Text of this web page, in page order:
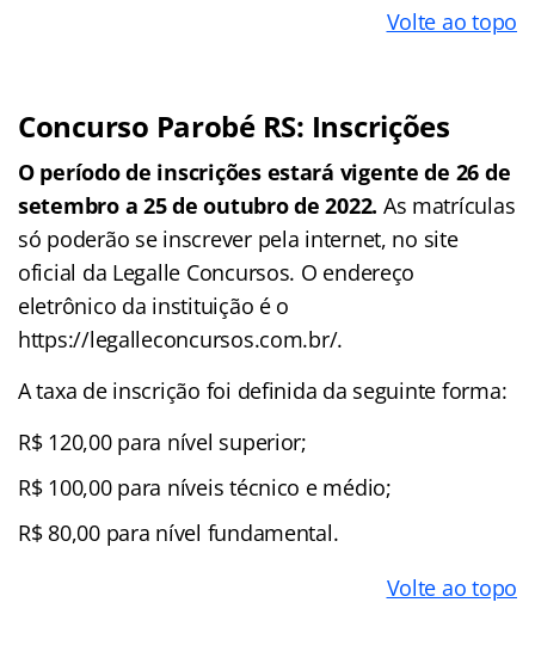
Volte ao topo
Concurso Parobé RS: Inscrições
O período de inscrições estará vigente de 26 de
setembro a 25 de outubro de 2022. As matrículas
só poderão se inscrever pela internet, no site
oficial da Legalle Concursos. O endereço
eletrônico da instituição é o
https://legalleconcursos.com.br/.
A taxa de inscrição foi definida da seguinte forma:
R$ 120,00 para nível superior;
R$ 100,00 para níveis técnico e médio;
R$ 80,00 para nível fundamental.
Volte ao topo